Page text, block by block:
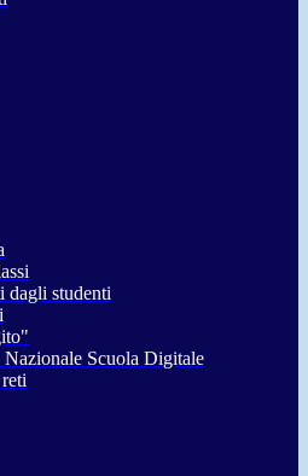
dagli studenti
Scuola Digitale